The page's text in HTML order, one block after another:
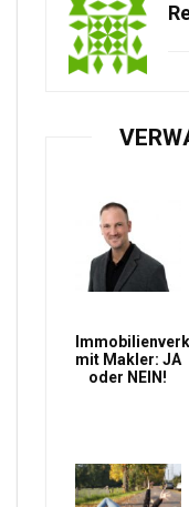
mit Makler: JA
oder NEIN!